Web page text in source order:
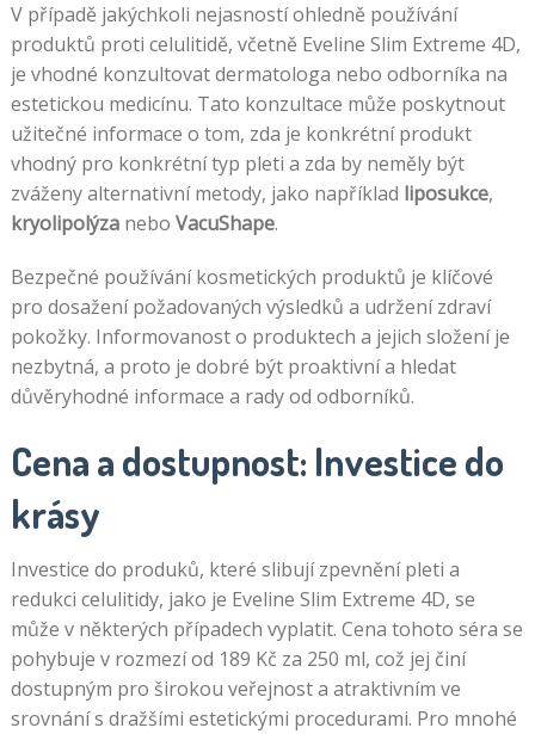
V případě jakýchkoli nejasností ohledně používání
produktů proti celulitidě, včetně Eveline Slim Extreme 4D,
je vhodné konzultovat dermatologa nebo odborníka na
estetickou medicínu. Tato konzultace může poskytnout
užitečné informace o tom, zda je konkrétní produkt
vhodný pro konkrétní typ pleti a zda by neměly být
zváženy alternativní metody, jako například liposukce,
kryolipolýzanebo VacuShape.
Bezpečné používání kosmetických produktů je klíčové
pro dosažení požadovaných výsledků a udržení zdraví
pokožky. Informovanost o produktech a jejich složení je
nezbytná, a proto je dobré být proaktivní a hledat
důvěryhodné informace a rady od odborníků.
Cena a dostupnost: Investice do
krásy
Investice do produků, které slibují zpevnění pleti a
redukci celulitidy, jako je Eveline Slim Extreme 4D, se
může v některých případech vyplatit. Cena tohoto séra se
pohybuje v rozmezí od 189 Kč za 250 ml, což jej činí
dostupným pro širokou veřejnost a atraktivním ve
srovnání s dražšími estetickými procedurami. Pro mnohé